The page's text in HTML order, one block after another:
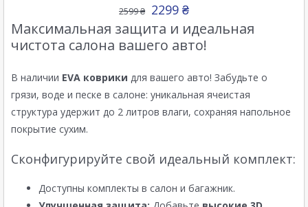
2599₴ 2299 ₴
Максимальная защита и идеальная
чистота салона вашего авто!
В наличии EVA коврики для вашего авто! Забудьте о
грязи, воде и песке в салоне: уникальная ячеистая
структура удержит до 2 литров влаги, сохраняя напольное
покрытие сухим.
Сконфигурируйте свой идеальный комплект:
Доступны комплекты в салон и багажник.